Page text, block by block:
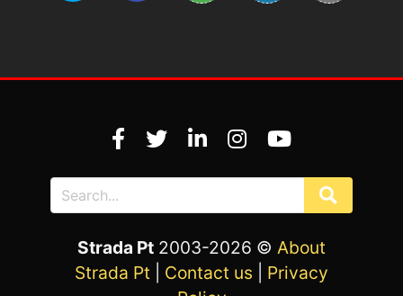
Strada Pt 2003-2026 © About
Strada Pt
Contact us
Privacy